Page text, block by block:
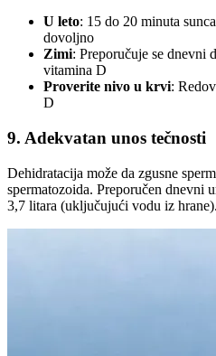
U leto: 15 do 20 minuta
dovoljno
Zimi: Preporučuje se dnevni
vitamina D
Proverite nivo u krvi:
D
9. Adekvatan unos tečnosti
Dehidratacija može da zgusne
spermatozoida. Preporučen dnevni
3,7 litara (uključujući vodu iz hrane).